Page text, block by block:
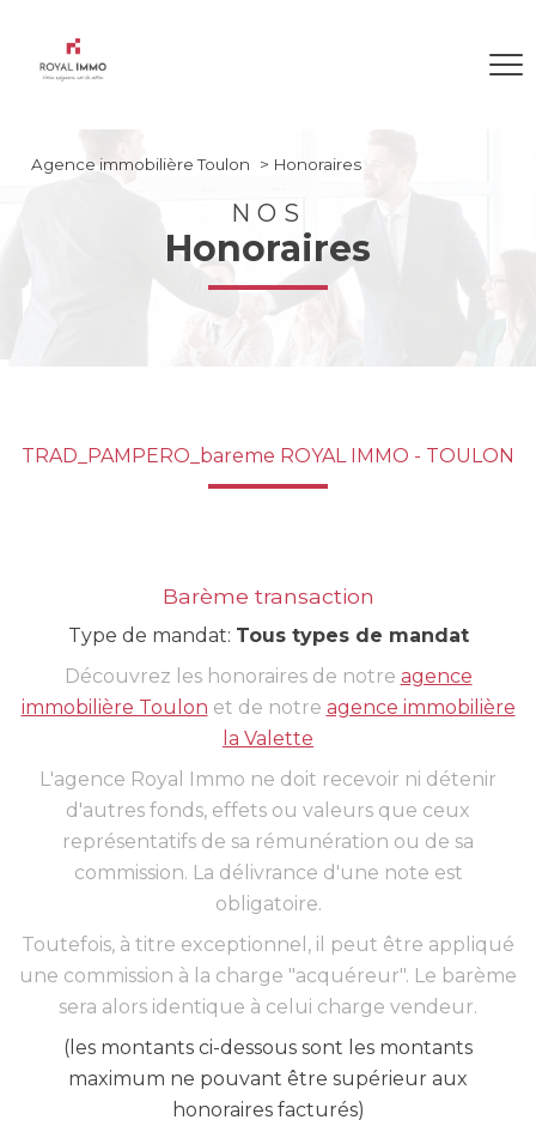
Agence immobilière Toulon Honoraires
NOS
Honoraires
TRAD_PAMPERO_bareme ROYAL IMMO - TOULON
Barème transaction
Type de mandat: Tous types de mandat
Découvrez les honoraires de notre agence
immobilière Toulon et de notre agence immobilière
la Valette
L'agence Royal Immo ne doit recevoir ni détenir
d'autres fonds, effets ou valeurs que ceux
représentatifs de sa rémunération ou de sa
commission. La délivrance d'une note est
obligatoire.
Toutefois, à titre exceptionnel, il peut être appliqué
une commission à la charge "acquéreur". Le barème
sera alors identique à celui charge vendeur.
(les montants ci-dessous sont les montants
maximum ne pouvant être supérieur aux
honoraires facturés)